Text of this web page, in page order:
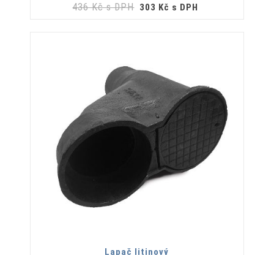
436 Kč s DPH 303 Kč s DPH
Lapač litinový